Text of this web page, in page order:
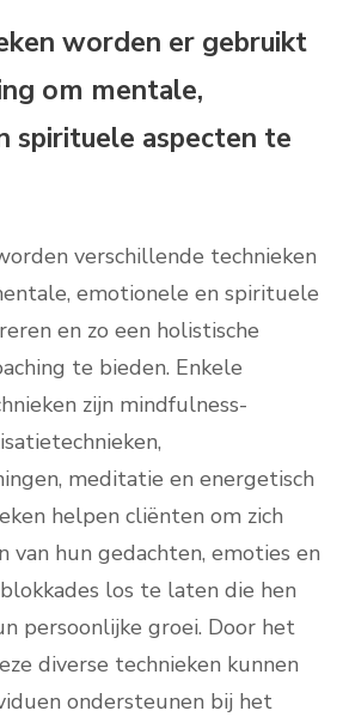
worden er gebruikt
om mentale,
spirituele aspecten te
verschillende technieken
emotionele en spirituele
en zo een holistische
te bieden. Enkele
zijn mindfulness-
meditatie en energetisch
helpen cliënten om zich
hun gedachten, emoties en
los te laten die hen
persoonlijke groei. Door het
diverse technieken kunnen
ondersteunen bij het